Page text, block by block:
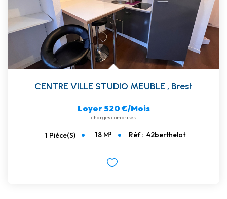
CENTRE VILLE STUDIO MEUBLE , Brest
Loyer 520 €/mois
charges comprises
1 Pièce(s) 18 M² Réf : 42berthelot